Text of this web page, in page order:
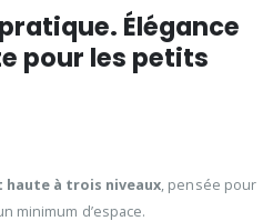
Élégance
pour les petits
haute à trois niveaux, pensée pour
minimum d’espace.